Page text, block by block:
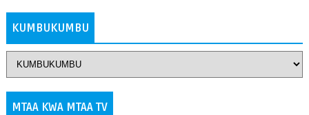
KUMBUKUMBU
MTAA KWA MTAA TV